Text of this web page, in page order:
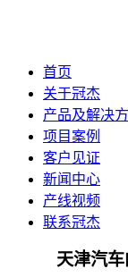
首页
关于冠杰
产品及解决
项目案例
客户见证
新闻中心
产线视频
联系冠杰
天津汽